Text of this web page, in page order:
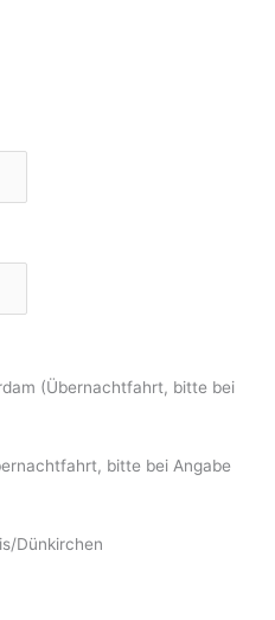
(Übernachtfahrt, bitte bei
bitte bei Angabe
Dünkirchen